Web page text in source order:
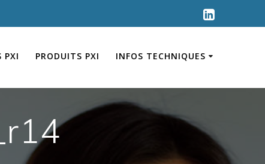
PXI PRODUITS PXI INFOS TECHNIQUES